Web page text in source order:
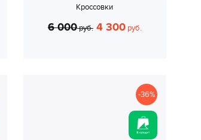
Кроссовки
6 000руб. 4 300руб.
-36%